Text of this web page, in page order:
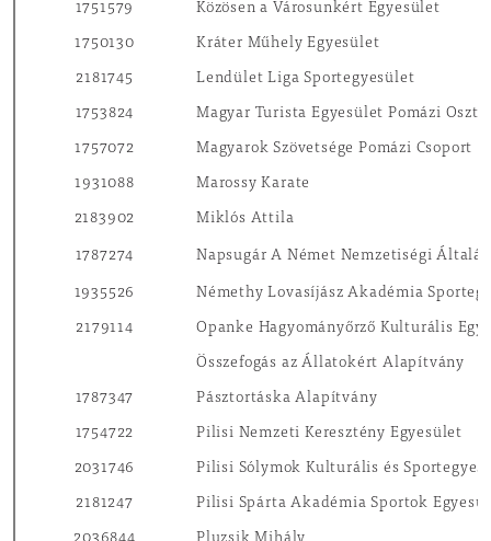
1751579 Közösen a Városunkért Egyesület
1750130 Kráter Műhely Egyesület
2181745 Lendület Liga Sportegyesület
1753824 Magyar Turista Egyesület Pomázi
1757072 Magyarok Szövetsége Pomázi Csoport
1931088 Marossy Karate
2183902 Miklós Attila
1787274 Napsugár A Német Nemzetiségi
1935526 Némethy Lovasíjász Akadémia
2179114 Opanke Hagyományőrző Kulturális
Összefogás az Állatokért Alapítvány
1787347 Pásztortáska Alapítvány
1754722 Pilisi Nemzeti Keresztény Egyesület
2031746 Pilisi Sólymok Kulturális és
2181247 Pilisi Spárta Akadémia Sportok